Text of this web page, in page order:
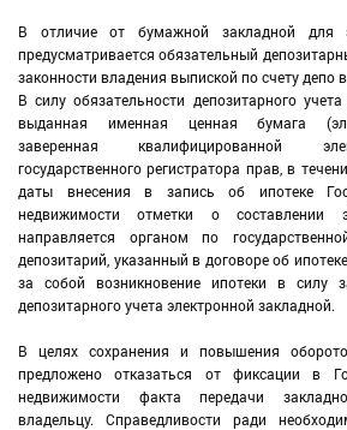
В отличие от бумажной закладной для
предусматривается обязательный
законности владения выпиской по счету депо
В силу обязательности депозитарного
выданная именная ценная бумага
заверенная квалифицированной
государственного регистратора прав, в
даты внесения в запись об ипотеке
недвижимости отметки о составлении
направляется органом по
депозитарий, указанный в договоре об
за собой возникновение ипотеки в силу
депозитарного учета электронной закладной.
В целях сохранения и повышения
предложено отказаться от фиксации в
недвижимости факта передачи
владельцу. Справедливости ради